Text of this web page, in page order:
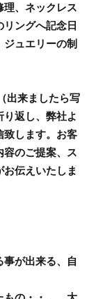
理、ネックレス
ングへ記念日
ュエリーの制
出来ましたら写
返し、弊社よ
致します。お客
容のご提案、ス
伝えいたしま
が出来る、自